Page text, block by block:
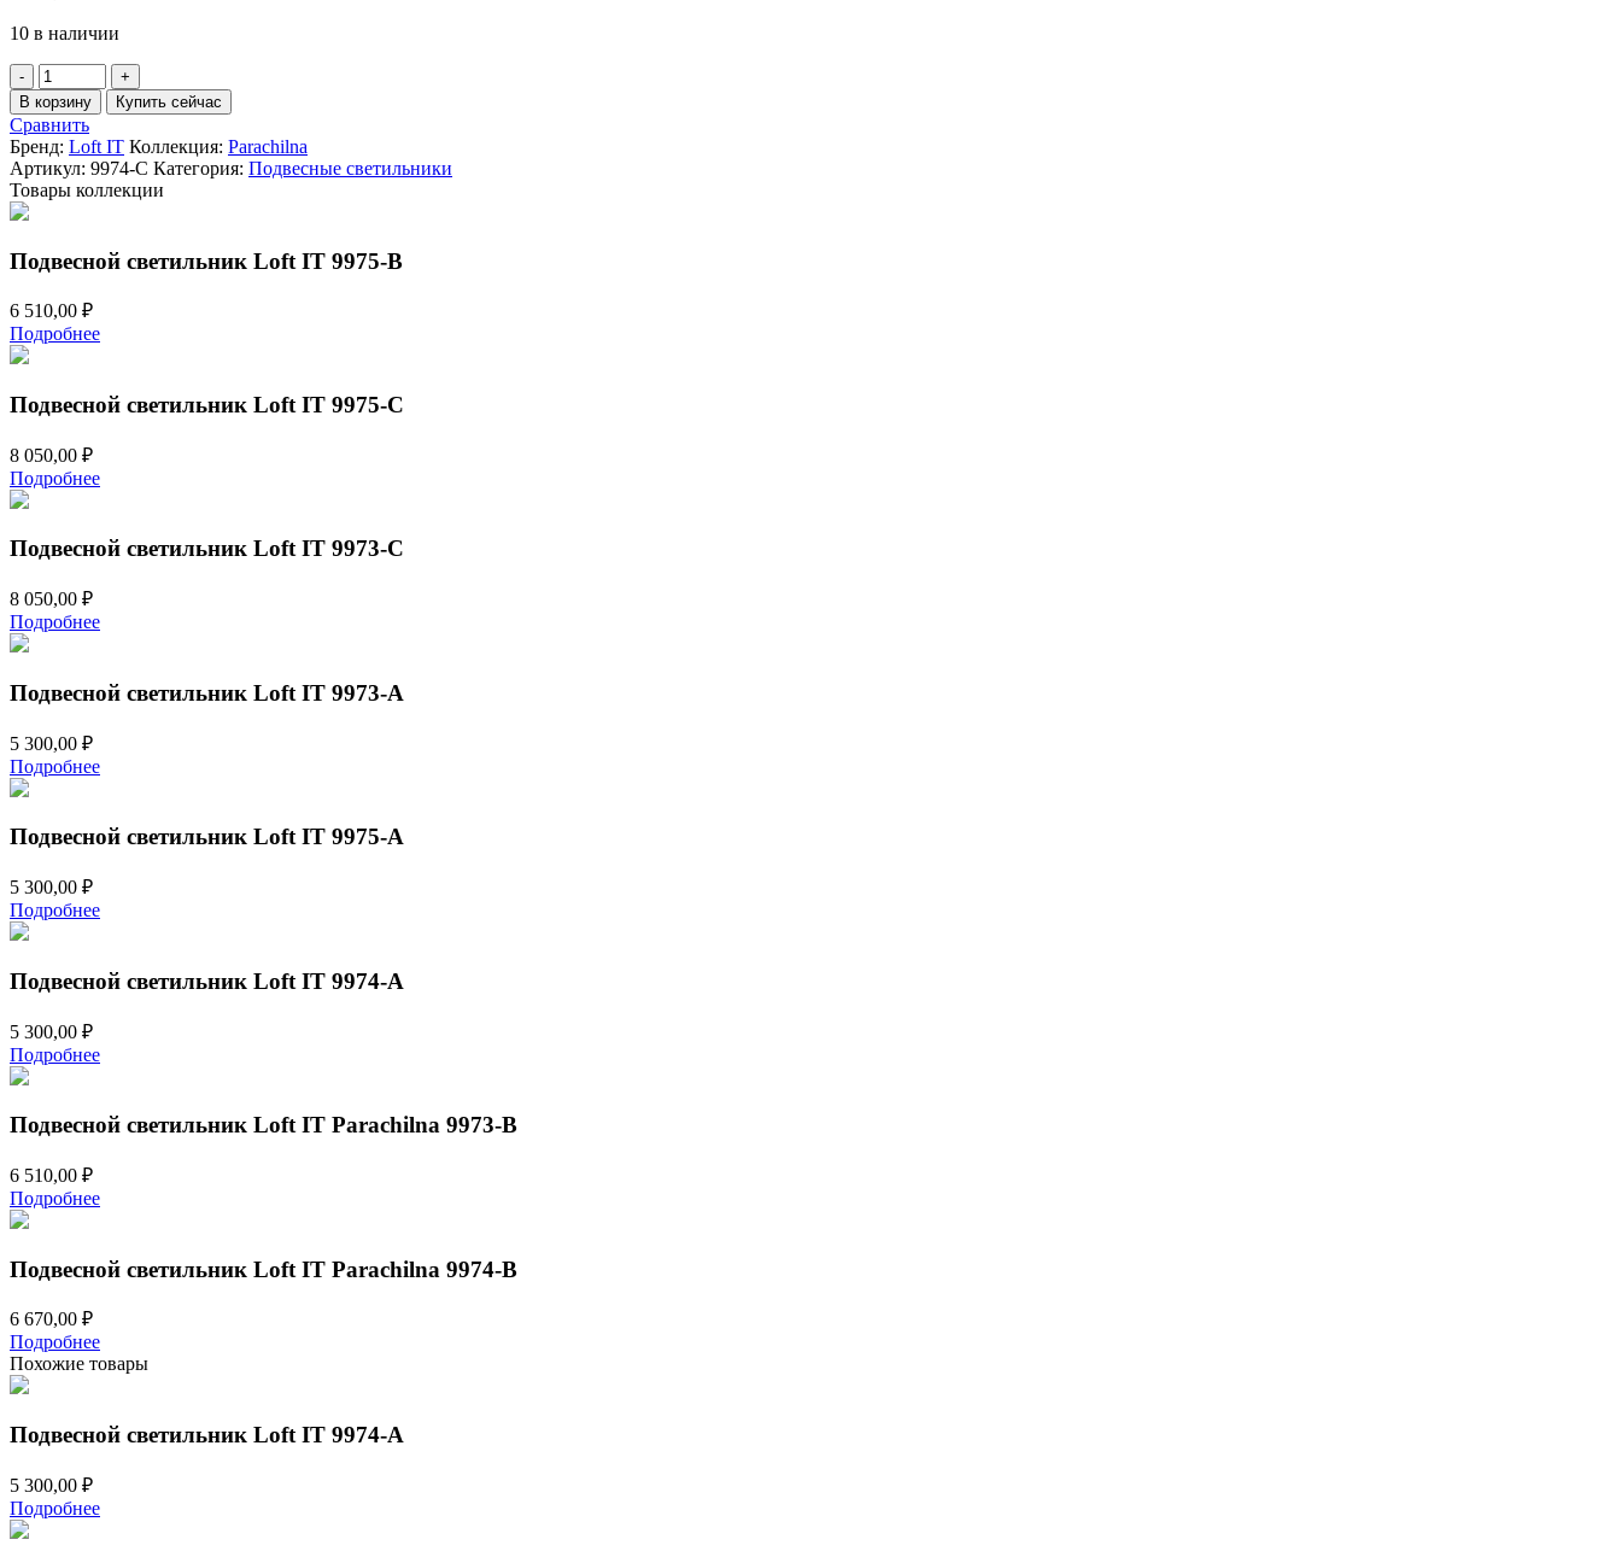
10 в наличии
Количество
товара
Подвесной
светильник
Loft
IT
9974-
В корзину Купить сейчас
Сравнить
Бренд: Loft IT Коллекция: Parachilna
Артикул: 9974-C Категория: Подвесные светильники
Товары коллекции
Подвесной светильник Loft IT 9975-B
6 510,00 ₽
Подробнее
Подвесной светильник Loft IT 9975-C
8 050,00 ₽
Подробнее
Подвесной светильник Loft IT 9973-C
8 050,00 ₽
Подробнее
Подвесной светильник Loft IT 9973-A
5 300,00 ₽
Подробнее
Подвесной светильник Loft IT 9975-A
5 300,00 ₽
Подробнее
Подвесной светильник Loft IT 9974-A
5 300,00 ₽
Подробнее
Подвесной светильник Loft IT Parachilna 9973-B
6 510,00 ₽
Подробнее
Подвесной светильник Loft IT Parachilna 9974-B
6 670,00 ₽
Подробнее
Похожие товары
Подвесной светильник Loft IT 9974-A
5 300,00 ₽
Подробнее